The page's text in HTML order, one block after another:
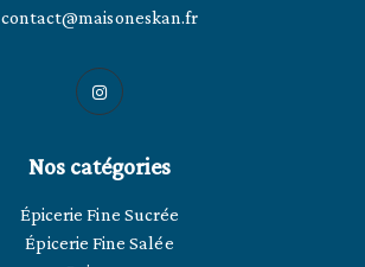
contact@maisoneskan.fr
Nos catégories
Épicerie Fine Sucrée
Épicerie Fine Salée